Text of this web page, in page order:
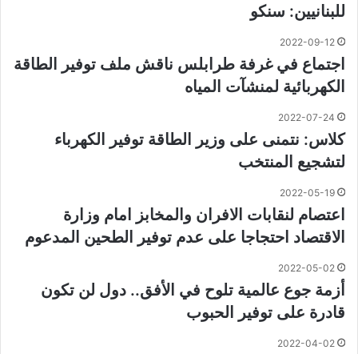
للبنانيين: سنكو
2022-09-12
اجتماع في غرفة طرابلس ناقش ملف توفير الطاقة
الكهربائية لمنشآت المياه
2022-07-24
كلاس: نتمنى على وزير الطاقة توفير الكهرباء
لتشجيع المنتخب
2022-05-19
اعتصام لنقابات الافران والمخابز امام وزارة
الاقتصاد احتجاجا على عدم توفير الطحين المدعوم
2022-05-02
أزمة جوع عالمية تلوح في الأفق.. دول لن تكون
قادرة على توفير الحبوب
2022-04-02